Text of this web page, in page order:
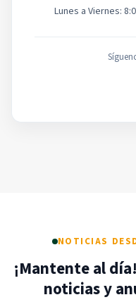
Lunes a Viernes:
NOTICIAS
¡Mantente al
noticias y